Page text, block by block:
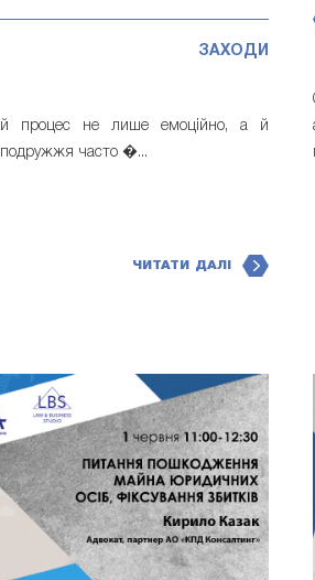
ЗАХОДИ
процес не лише емоційно, а й
часто �...
ЧИТАТИ ДАЛІ